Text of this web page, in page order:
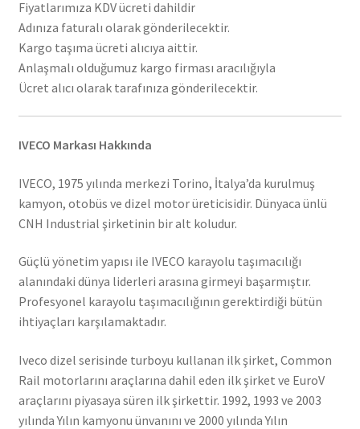
Fiyatlarımıza KDV ücreti dahildir
Adınıza faturalı olarak gönderilecektir.
Kargo taşıma ücreti alıcıya aittir.
Anlaşmalı olduğumuz kargo firması aracılığıyla
Ücret alıcı olarak tarafınıza gönderilecektir.
IVECO Markası Hakkında
IVECO, 1975 yılında merkezi Torino, İtalya’da kurulmuş
kamyon, otobüs ve dizel motor üreticisidir. Dünyaca ünlü
CNH Industrial şirketinin bir alt koludur.
Güçlü yönetim yapısı ile IVECO karayolu taşımacılığı
alanındaki dünya liderleri arasına girmeyi başarmıştır.
Profesyonel karayolu taşımacılığının gerektirdiği bütün
ihtiyaçları karşılamaktadır.
Iveco dizel serisinde turboyu kullanan ilk şirket, Common
Rail motorlarını araçlarına dahil eden ilk şirket ve EuroV
araçlarını piyasaya süren ilk şirkettir. 1992, 1993 ve 2003
yılında Yılın kamyonu ünvanını ve 2000 yılında Yılın